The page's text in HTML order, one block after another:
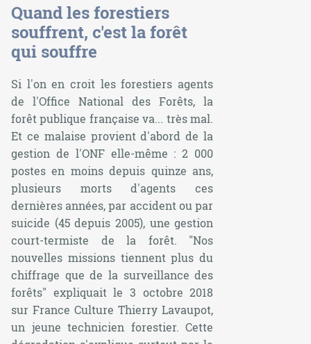
Quand les forestiers
souffrent, c'est la forêt
qui souffre
Si l'on en croit les forestiers agents
de l'Office National des Forêts, la
forêt publique française va... très mal.
Et ce malaise provient d'abord de la
gestion de l'ONF elle-même : 2 000
postes en moins depuis quinze ans,
plusieurs morts d'agents ces
dernières années, par accident ou par
suicide (45 depuis 2005), une gestion
court-termiste de la forêt. "Nos
nouvelles missions tiennent plus du
chiffrage que de la surveillance des
forêts" expliquait le 3 octobre 2018
sur France Culture Thierry Lavaupot,
un jeune technicien forestier. Cette